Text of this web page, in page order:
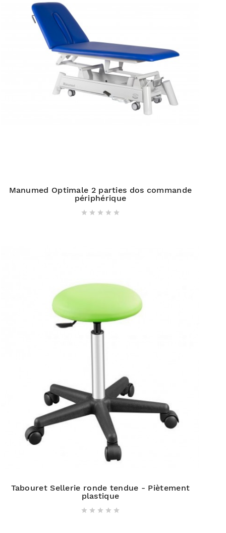
Manumed Optimale 2 parties dos commande
périphérique
    
Tabouret Sellerie ronde tendue - Piètement
plastique
    